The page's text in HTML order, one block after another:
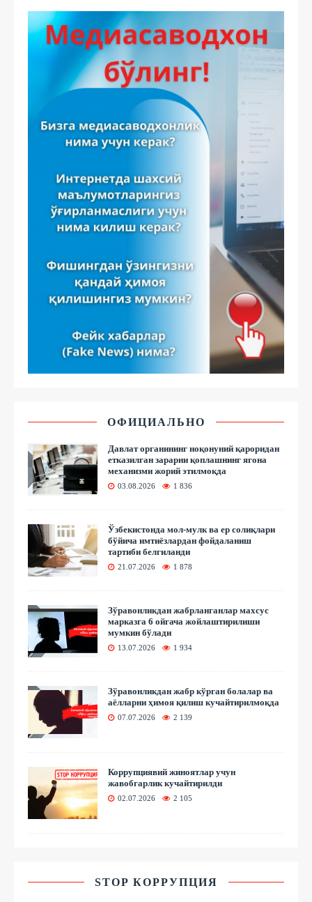
ОФИЦИАЛЬНО
Давлат органининг ноқонуний қароридан
етказилган зарарни қоплашнинг ягона
механизми жорий этилмоқда
03.08.2026 1 836
Ўзбекистонда мол-мулк ва ер солиқлари
бўйича имтиёзлардан фойдаланиш
тартиби белгиланди
21.07.2026 1 878
Зўравонликдан жабрланганлар махсус
марказга 6 ойгача жойлаштирилиши
мумкин бўлади
13.07.2026 1 934
Зўравонликдан жабр кўрган болалар ва
аёлларни ҳимоя қилиш кучайтирилмоқда
07.07.2026 2 139
Коррупциявий жиноятлар учун
жавобгарлик кучайтирилди
02.07.2026 2 105
STOP КОРРУПЦИЯ